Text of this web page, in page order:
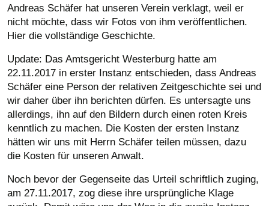
Andreas Schäfer hat unseren Verein verklagt, weil er
nicht möchte, dass wir Fotos von ihm veröffentlichen.
Hier die vollständige Geschichte.
Update: Das Amtsgericht Westerburg hatte am
22.11.2017 in erster Instanz entschieden, dass Andreas
Schäfer eine Person der relativen Zeitgeschichte sei und
wir daher über ihn berichten dürfen. Es untersagte uns
allerdings, ihn auf den Bildern durch einen roten Kreis
kenntlich zu machen. Die Kosten der ersten Instanz
hätten wir uns mit Herrn Schäfer teilen müssen, dazu
die Kosten für unseren Anwalt.
Noch bevor der Gegenseite das Urteil schriftlich zuging,
am 27.11.2017, zog diese ihre ursprüngliche Klage